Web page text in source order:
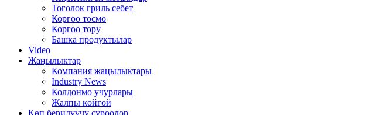
Тоголок гриль себет
Коргоо тосмо
Коргоо тору
Башка продуктылар
Video
Жаңылыктар
Компания жаңылыктары
Industry News
Колдонмо учурлары
Жалпы көйгөй
Көп берилүүчү суроолор